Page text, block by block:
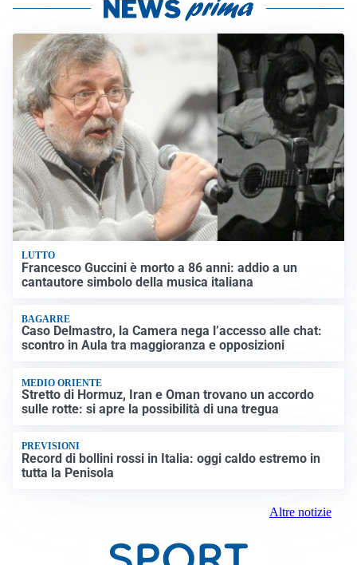
LUTTO
Francesco Guccini è morto a 86 anni: addio a un
cantautore simbolo della musica italiana
BAGARRE
Caso Delmastro, la Camera nega l’accesso alle chat:
scontro in Aula tra maggioranza e opposizioni
MEDIO ORIENTE
Stretto di Hormuz, Iran e Oman trovano un accordo
sulle rotte: si apre la possibilità di una tregua
PREVISIONI
Record di bollini rossi in Italia: oggi caldo estremo in
tutta la Penisola
Altre notizie